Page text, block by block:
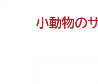
小動物の